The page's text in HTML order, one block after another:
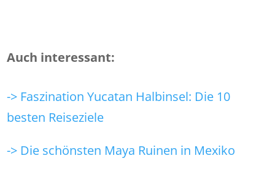
Auch interessant:
-> Faszination Yucatan Halbinsel: Die 10
besten Reiseziele
-> Die schönsten Maya Ruinen in Mexiko